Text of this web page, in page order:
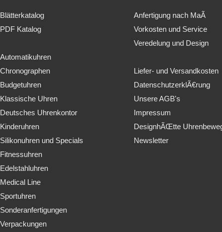
Blätterkatalog
PDF Katalog
Automatikuhren
Chronographen
Budgetuhren
Klassische Uhren
Deutsches Uhrenkontor
Kinderuhren
Silikonuhren und Specials
Fitnessuhren
Edelstahluhren
Medical Line
Sportuhren
Sonderanfertigungen
Verpackungen
Anfertigung nach MaÃ
Vorkosten und Service
Veredelung und Design
Liefer- und Versandkosten
DatenschutzerklÃ€rung
Unsere AGB's
Impressum
DesignhÃŒtte
Newsletter